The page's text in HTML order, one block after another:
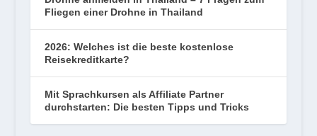
Fliegen einer Drohne in Thailand
2026: Welches ist die beste kostenlose
Reisekreditkarte?
Mit Sprachkursen als Affiliate Partner
durchstarten: Die besten Tipps und Tricks